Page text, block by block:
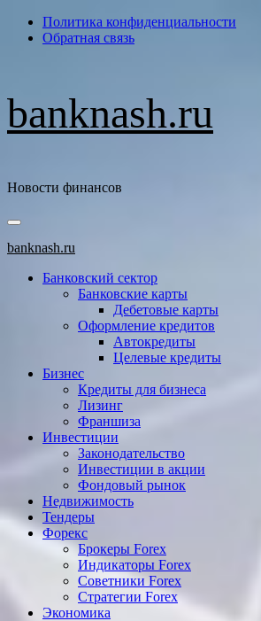
ПерейтиПолитика конфиденциальности
Обратная связь
banknash.ru
Новости финансов
Основное
меню
banknash.ru
Банковский сектор
Банковские карты
Дебетовые карты
Оформление кредитов
Автокредиты
Целевые кредиты
Бизнес
Кредиты для бизнеса
Лизинг
Франшиза
Инвестиции
Законодательство
Инвестиции в акции
Фондовый рынок
Недвижимость
Тендеры
Форекс
Брокеры Forex
Индикаторы Forex
Советники Forex
Стратегии Forex
Экономика